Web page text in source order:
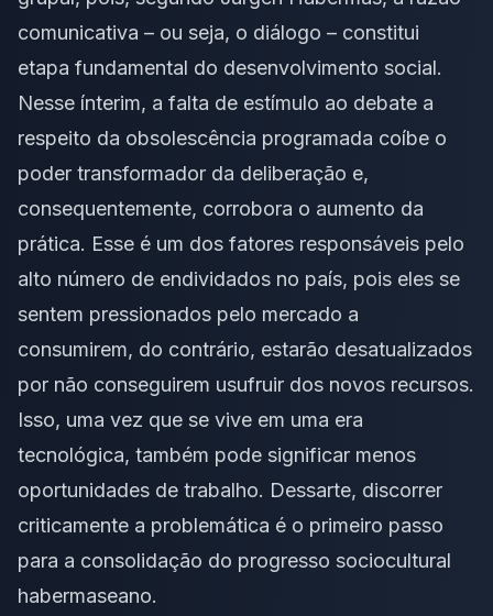
comunicativa – ou seja, o diálogo – constitui
etapa fundamental do desenvolvimento social.
Nesse ínterim, a falta de estímulo ao debate a
respeito da obsolescência programada coíbe o
poder transformador da deliberação e,
consequentemente, corrobora o aumento da
prática. Esse é um dos fatores responsáveis pelo
alto número de endividados no país, pois eles se
sentem pressionados pelo mercado a
consumirem, do contrário, estarão desatualizados
por não conseguirem usufruir dos novos recursos.
Isso, uma vez que se vive em uma era
tecnológica, também pode significar menos
oportunidades de trabalho. Dessarte, discorrer
criticamente a problemática é o primeiro passo
para a consolidação do progresso sociocultural
habermaseano.